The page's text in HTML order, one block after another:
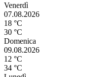
Venerdì
07.08.2026
18 °C
30 °C
Domenica
09.08.2026
12 °C
34 °C